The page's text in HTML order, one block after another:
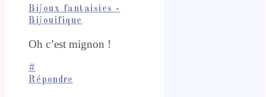
Bijoux fantaisies -
Bijouifique
Oh c’est mignon !
#
Répondre